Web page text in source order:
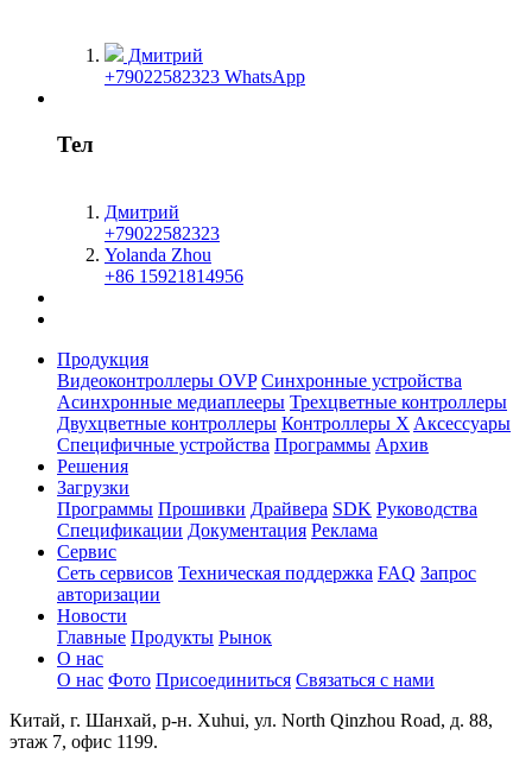
Дмитрий
+79022582323 WhatsApp
Тел
Дмитрий
+79022582323
Yolanda Zhou
+86 15921814956
Продукция
Видеоконтроллеры OVP Синхронные устройства
Асинхронные медиаплееры Трехцветные контроллеры
Двухцветные контроллеры Контроллеры X Aксессуары
Специфичные устройства Программы Архив
Решения
Загрузки
Программы Прошивки Драйвера SDK Руководства
Спецификации Документация Реклама
Сервис
Сеть сервисов Техническая поддержка FAQ Запрос
авторизации
Новости
Главные Продукты Рынок
О нас
О нас Фото Присоединиться Связаться с нами
Китай, г. Шанхай, р-н. Xuhui, ул. North Qinzhou Road, д. 88,
этаж 7, офис 1199.